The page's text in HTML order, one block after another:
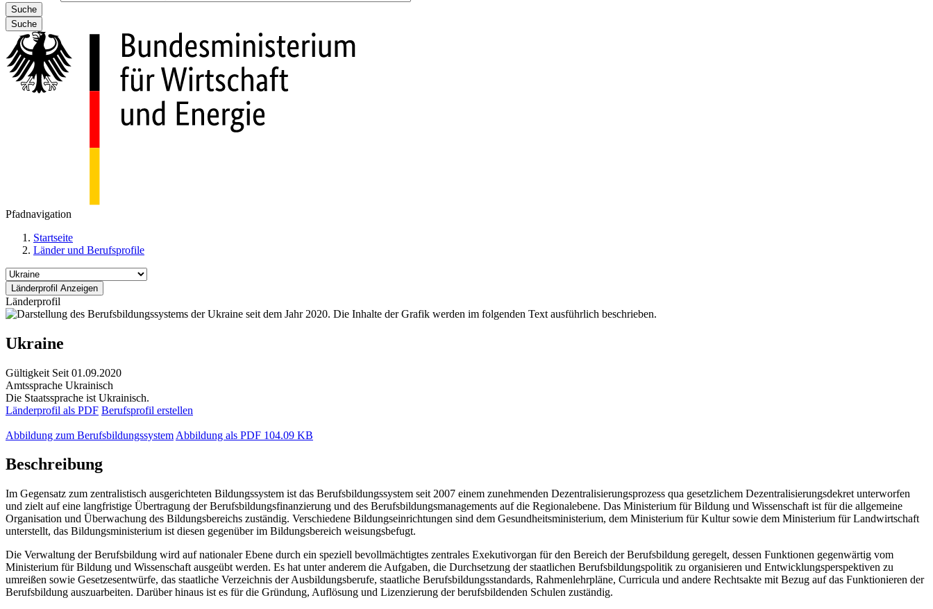
Suche
Pfadnavigation
Startseite
Länder und Berufsprofile
Länderprofil
Ukraine
Gültigkeit Seit 01.09.2020
Amtssprache Ukrainisch
Die Staatssprache ist Ukrainisch.
Länderprofil als PDF Berufsprofil erstellen
Abbildung zum Berufsbildungssystem Abbildung als PDF 104.09 KB
Beschreibung
Im Gegensatz zum zentralistisch ausgerichteten Bildungssystem ist das Berufsbildungssystem seit 2007 einem zunehmenden Dezentralisierungsprozess qua gesetzlichem Dezentralisierungsdekret unterworfen
und zielt auf eine langfristige Übertragung der Berufsbildungsfinanzierung und des Berufsbildungsmanagements auf die Regionalebene. Das Ministerium für Bildung und Wissenschaft ist für die allgemeine
Organisation und Überwachung des Bildungsbereichs zuständig. Verschiedene Bildungseinrichtungen sind dem Gesundheitsministerium, dem Ministerium für Kultur sowie dem Ministerium für Landwirtschaft
unterstellt, das Bildungsministerium ist diesen gegenüber im Bildungsbereich weisungsbefugt.
Die Verwaltung der Berufsbildung wird auf nationaler Ebene durch ein speziell bevollmächtigtes zentrales Exekutivorgan für den Bereich der Berufsbildung geregelt, dessen Funktionen gegenwärtig vom
Ministerium für Bildung und Wissenschaft ausgeübt werden. Es hat unter anderem die Aufgaben, die Durchsetzung der staatlichen Berufsbildungspolitik zu organisieren und Entwicklungsperspektiven zu
umreißen sowie Gesetzesentwürfe, das staatliche Verzeichnis der Ausbildungsberufe, staatliche Berufsbildungsstandards, Rahmenlehrpläne, Curricula und andere Rechtsakte mit Bezug auf das Funktionieren der
Berufsbildung auszuarbeiten. Darüber hinaus ist es für die Gründung, Auflösung und Lizenzierung der berufsbildenden Schulen zuständig.